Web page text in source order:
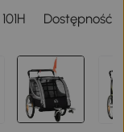
Dostępność